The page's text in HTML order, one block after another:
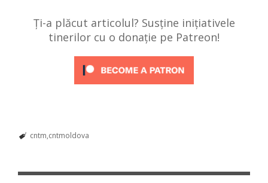
Ți-a plăcut articolul? Susține inițiativele
tinerilor cu o donație pe Patreon!
cntm cntmoldova